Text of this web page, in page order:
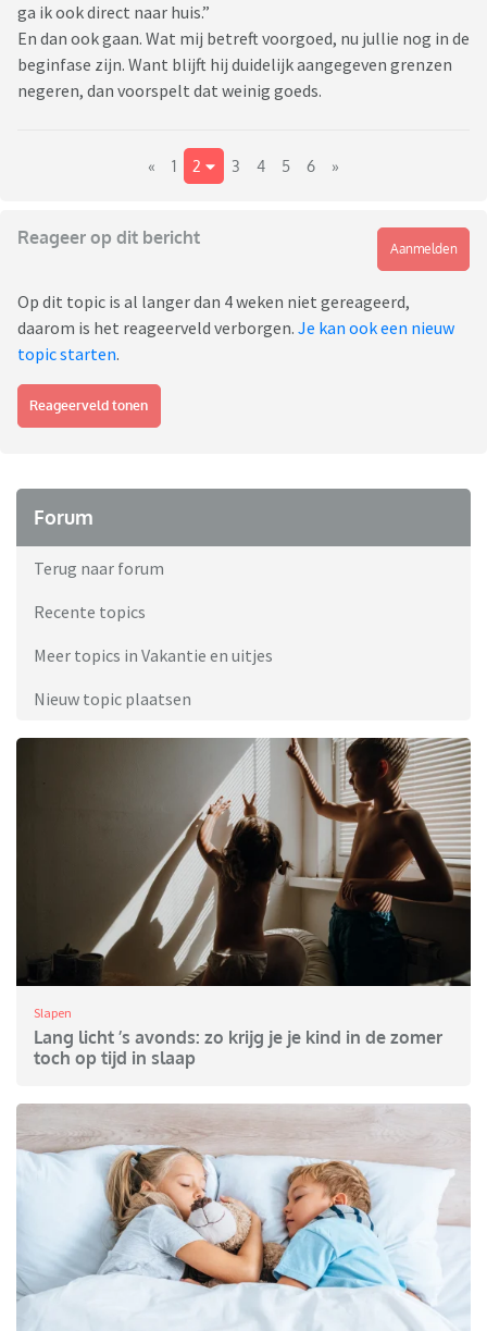
ga ik ook direct naar huis.”
En dan ook gaan. Wat mij betreft voorgoed, nu jullie nog in de
beginfase zijn. Want blijft hij duidelijk aangegeven grenzen
negeren, dan voorspelt dat weinig goeds.
« 1 2 3 4 5 6 »
Reageer op dit bericht
Aanmelden
Op dit topic is al langer dan 4 weken niet gereageerd,
daarom is het reageerveld verborgen. Je kan ook een nieuw
topic starten.
Reageerveld tonen
Forum
Terug naar forum
Recente topics
Meer topics in Vakantie en uitjes
Nieuw topic plaatsen
Slapen
Lang licht ’s avonds: zo krijg je je kind in de zomer
toch op tijd in slaap